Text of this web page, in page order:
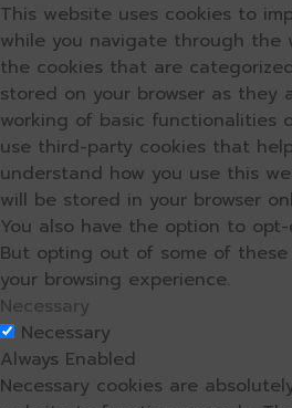
This website uses cookies to
while you navigate through the
the cookies that are
stored on your browser as they
working of basic functionalities
use third-party cookies that
understand how you use this
will be stored in your browser
You also have the option to
But opting out of some of
your browsing experience.
Necessary
Necessary
Always Enabled
Necessary cookies are